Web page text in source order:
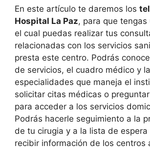
En este artículo te daremos los
Hospital La Paz, para que tengas
el cual puedas realizar tus
relacionadas con los servicios
presta este centro. Podrás
de servicios, el cuadro médico y
especialidades que maneja el
solicitar citas médicas o
para acceder a los servicios
Podrás hacerle seguimiento a la
de tu cirugia y a la lista de espera
recibir información de los centros